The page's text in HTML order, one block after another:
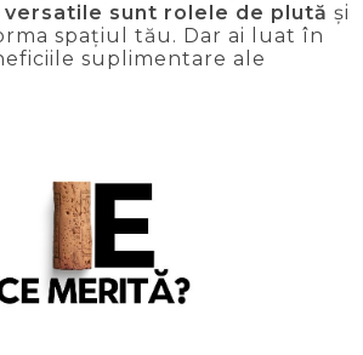
sunt rolele de plută și
spațiul tău. Dar ai luat în
suplimentare ale